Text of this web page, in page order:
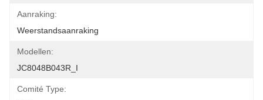
Aanraking:
Weerstandsaanraking
Modellen:
JC8048B043R_I
Comité Type: